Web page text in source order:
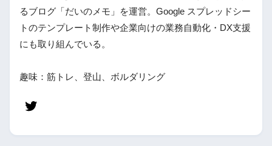
るブログ「だいのメモ」を運営。Google スプレッドシー
トのテンプレート制作や企業向けの業務自動化・DX支援
にも取り組んでいる。
趣味：筋トレ、登山、ボルダリング